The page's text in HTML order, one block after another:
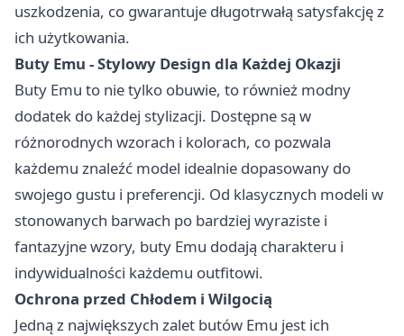
uszkodzenia, co gwarantuje długotrwałą satysfakcję z
ich użytkowania.
Buty Emu - Stylowy Design dla Każdej Okazji
Buty Emu to nie tylko obuwie, to również modny
dodatek do każdej stylizacji. Dostępne są w
różnorodnych wzorach i kolorach, co pozwala
każdemu znaleźć model idealnie dopasowany do
swojego gustu i preferencji. Od klasycznych modeli w
stonowanych barwach po bardziej wyraziste i
fantazyjne wzory, buty Emu dodają charakteru i
indywidualności każdemu outfitowi.
Ochrona przed Chłodem i Wilgocią
Jedną z największych zalet butów Emu jest ich